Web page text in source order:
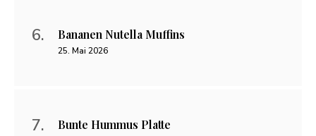
Bananen Nutella Muffins
25. Mai 2026
Bunte Hummus Platte